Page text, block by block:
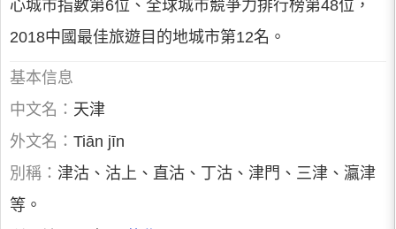
心城市指數第6位、全球城市競爭力排行榜第48位，
2018中國最佳旅遊目的地城市第12名。
基本信息
中文名： 天津
外文名： Tiān jīn
別稱： 津沽、沽上、直沽、丁沽、津門、三津、瀛津
等。